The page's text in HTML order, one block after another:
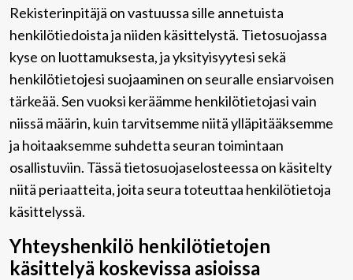
Rekisterinpitäjä on vastuussa sille annetuista
henkilötiedoista ja niiden käsittelystä. Tietosuojassa
kyse on luottamuksesta, ja yksityisyytesi sekä
henkilötietojesi suojaaminen on seuralle ensiarvoisen
tärkeää. Sen vuoksi keräämme henkilötietojasi vain
niissä määrin, kuin tarvitsemme niitä ylläpitääksemme
ja hoitaaksemme suhdetta seuran toimintaan
osallistuviin. Tässä tietosuojaselosteessa on käsitelty
niitä periaatteita, joita seura toteuttaa henkilötietoja
käsittelyssä.
Yhteyshenkilö henkilötietojen
käsittelyä koskevissa asioissa